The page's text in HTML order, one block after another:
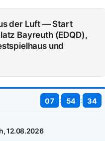
der Luft — Start
Bayreuth (EDQD),
und
07 : 54 : 33
12.08.2026